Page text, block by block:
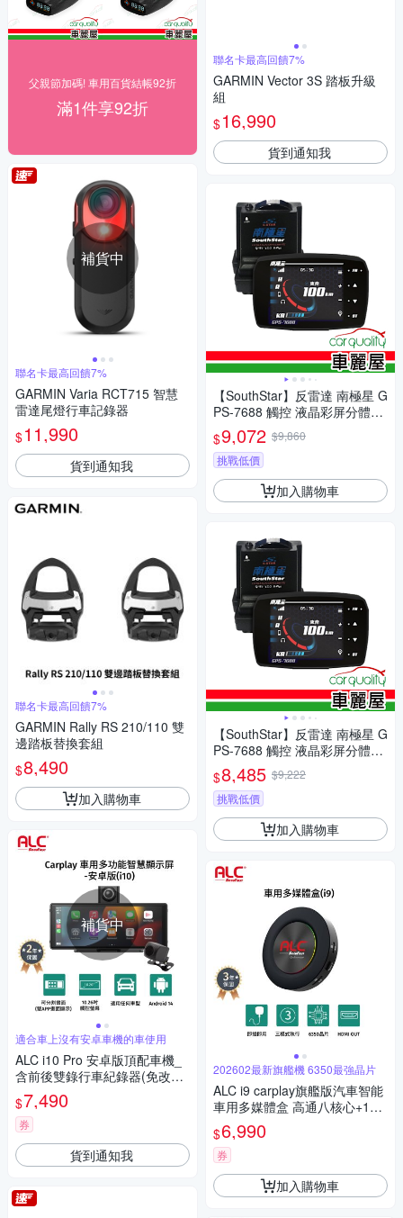
父親節加碼! 車用百貨結帳92折
滿1件享92折
補貨中
聯名卡最高回饋7%
GARMIN Varia RCT715 智慧
雷達尾燈行車記錄器
$11,990
貨到通知我
聯名卡最高回饋7%
GARMIN Rally RS 210/110 雙
邊踏板替換套組
$8,490
加入購物車
補貨中
適合車上沒有安卓車機的車使用
ALC i10 Pro 安卓版頂配車機_
含前後雙錄行車紀錄器(免改裝
加贈32GB記憶卡)
$7,490
券
貨到通知我
聯名卡最高回饋7%
GARMIN Vector 3S 踏板升級
組
$16,990
貨到通知我
【SouthStar】反雷達 南極星 G
PS-7688 觸控 液晶彩屏分體測
速器 送安裝(車麗屋)
$9,072 $9,860
挑戰低價
加入購物車
【SouthStar】反雷達 南極星 G
PS-7688 觸控 液晶彩屏分體測
速器 安裝費另計(車麗屋)
$8,485 $9,222
挑戰低價
加入購物車
202602最新旗艦機 6350最強晶片
ALC i9 carplay旗艦版汽車智能
車用多媒體盒 高通八核心+128
GB 安卓車機機上盒(即插即用
秒變安卓機)
$6,990
券
加入購物車